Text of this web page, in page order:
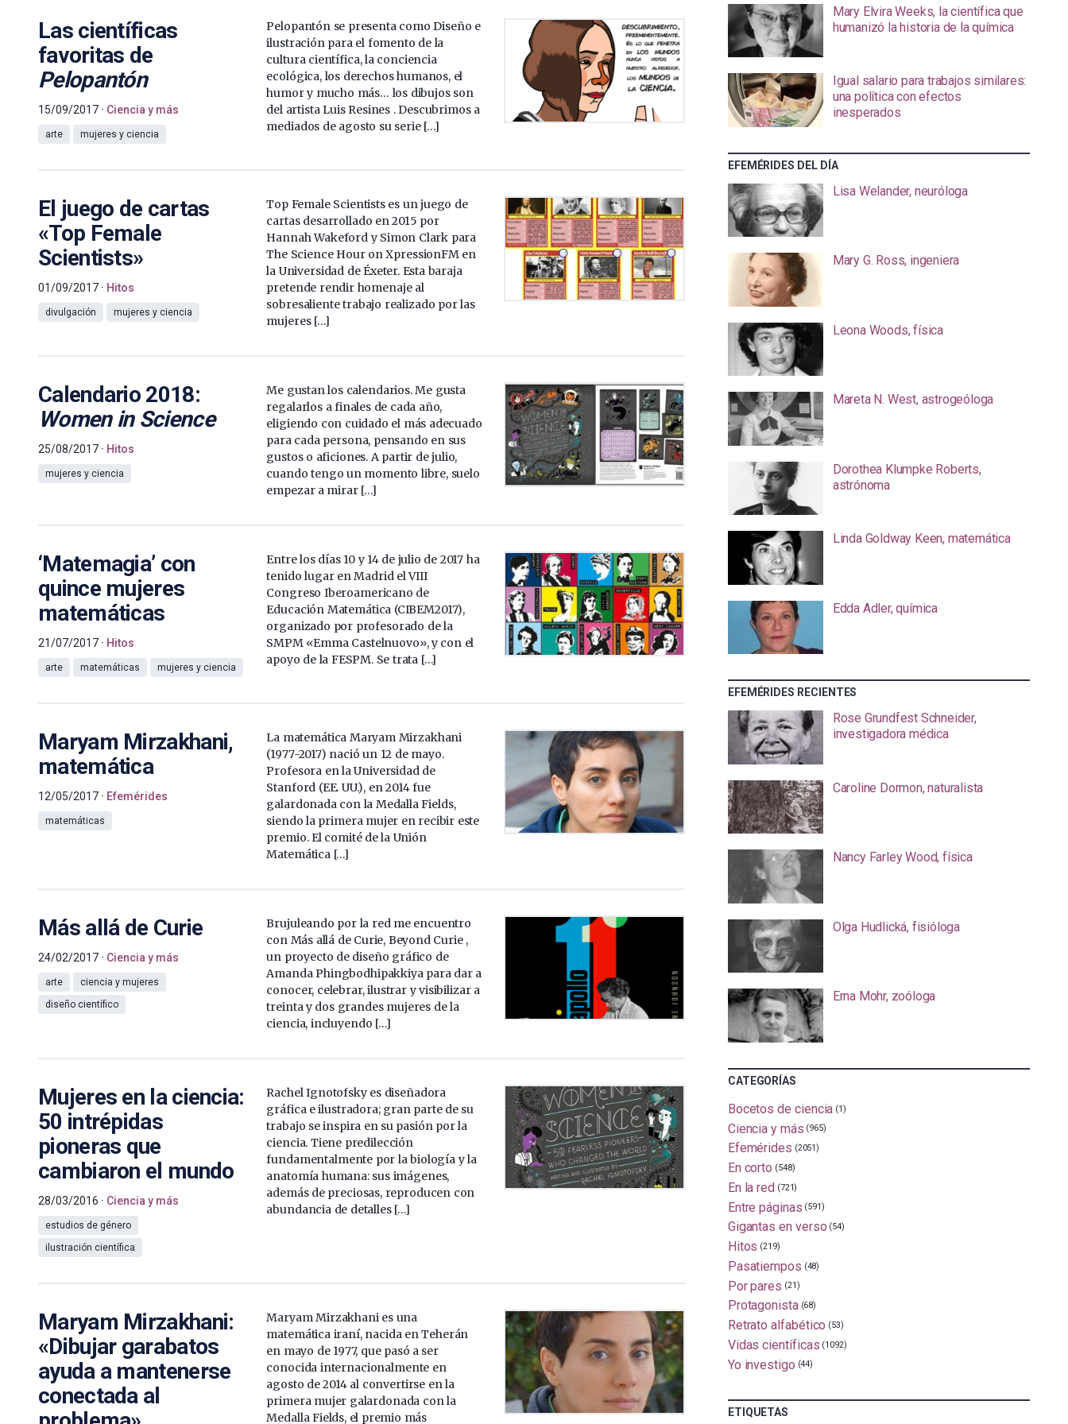
Las científicas
favoritas de
Pelopantón
15/09/2017 Ciencia y más
arte mujeres y ciencia
Pelopantón se presenta como Diseño e
ilustración para el fomento de la
cultura científica, la conciencia
ecológica, los derechos humanos, el
humor y mucho más… los dibujos son
del artista Luis Resines . Descubrimos a
mediados de agosto su serie […]
El juego de cartas
«Top Female
Scientists»
01/09/2017 Hitos
divulgación mujeres y ciencia
Top Female Scientists es un juego de
cartas desarrollado en 2015 por
Hannah Wakeford y Simon Clark para
The Science Hour on XpressionFM en
la Universidad de Éxeter. Esta baraja
pretende rendir homenaje al
sobresaliente trabajo realizado por las
mujeres […]
Calendario 2018:
Women in Science
25/08/2017 Hitos
mujeres y ciencia
Me gustan los calendarios. Me gusta
regalarlos a finales de cada año,
eligiendo con cuidado el más adecuado
para cada persona, pensando en sus
gustos o aficiones. A partir de julio,
cuando tengo un momento libre, suelo
empezar a mirar […]
‘Matemagia’ con
quince mujeres
matemáticas
21/07/2017 Hitos
arte matemáticas mujeres y ciencia
Entre los días 10 y 14 de julio de 2017 ha
tenido lugar en Madrid el VIII
Congreso Iberoamericano de
Educación Matemática (CIBEM2017),
organizado por profesorado de la
SMPM «Emma Castelnuovo», y con el
apoyo de la FESPM. Se trata […]
Maryam Mirzakhani,
matemática
12/05/2017 Efemérides
matemáticas
La matemática Maryam Mirzakhani
(1977-2017) nació un 12 de mayo.
Profesora en la Universidad de
Stanford (EE. UU.), en 2014 fue
galardonada con la Medalla Fields,
siendo la primera mujer en recibir este
premio. El comité de la Unión
Matemática […]
Más allá de Curie
24/02/2017 Ciencia y más
arte
ciencia y mujeres
diseño científico
Brujuleando por la red me encuentro
con Más allá de Curie, Beyond Curie ,
un proyecto de diseño gráfico de
Amanda Phingbodhipakkiya para dar a
conocer, celebrar, ilustrar y visibilizar a
treinta y dos grandes mujeres de la
ciencia, incluyendo […]
Mujeres en la ciencia:
50 intrépidas
pioneras que
cambiaron el mundo
28/03/2016 Ciencia y más
estudios de género
ilustración científica
Rachel Ignotofsky es diseñadora
gráfica e ilustradora; gran parte de su
trabajo se inspira en su pasión por la
ciencia. Tiene predilección
fundamentalmente por la biología y la
anatomía humana: sus imágenes,
además de preciosas, reproducen con
abundancia de detalles […]
Maryam Mirzakhani:
«Dibujar garabatos
ayuda a mantenerse
conectada al
Maryam Mirzakhani es una
matemática iraní, nacida en Teherán
en mayo de 1977, que pasó a ser
conocida internacionalmente en
agosto de 2014 al convertirse en la
primera mujer galardonada con la
Medalla Fields, el premio más
Mary Elvira Weeks, la científica que
humanizó la historia de la química
Igual salario para trabajos similares:
una política con efectos
inesperados
EFEMÉRIDES DEL DÍA
Lisa Welander, neuróloga
Mary G. Ross, ingeniera
Leona Woods, física
Mareta N. West, astrogeóloga
Dorothea Klumpke Roberts,
astrónoma
Linda Goldway Keen, matemática
Edda Adler, química
EFEMÉRIDES RECIENTES
Rose Grundfest Schneider,
investigadora médica
Caroline Dormon, naturalista
Nancy Farley Wood, física
Olga Hudlická, fisióloga
Erna Mohr, zoóloga
CATEGORÍAS
Bocetos de ciencia (1)
Ciencia y más (965)
Efemérides (2051)
En corto (548)
En la red (721)
Entre páginas (591)
Gigantas en verso (54)
Hitos (219)
Pasatiempos (48)
Por pares (21)
Protagonista (68)
Retrato alfabético (53)
Vidas científicas (1092)
Yo investigo (44)
ETIQUETAS